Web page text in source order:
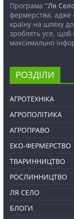
Програма “Ля
фермерства, адже
країну на шляху
зроблять усе, щоб
максимально
РОЗДІЛИ
АГРОТЕХНІКА
АГРОПОЛІТИКА
АГРОПРАВО
ЕКО-ФЕРМЕРСТВО
ТВАРИННИЦТВО
РОСЛИННИЦТВО
ЛЯ СЕЛО
БЛОГИ